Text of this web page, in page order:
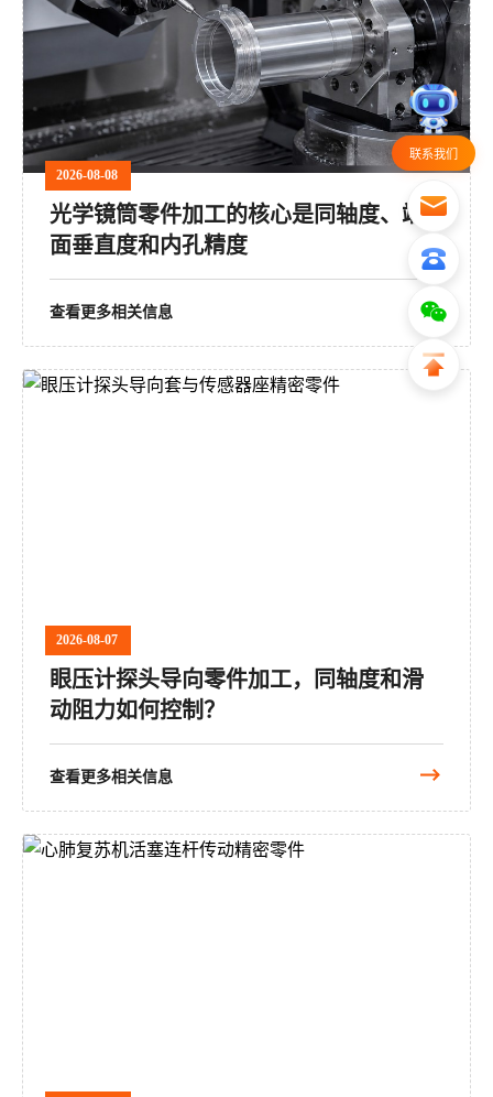
2026-08-08
光学镜筒零件加工的核心是同轴度、端
面垂直度和内孔精度
查看更多相关信息
2026-08-07
眼压计探头导向零件加工，同轴度和滑
动阻力如何控制？
查看更多相关信息
联系我们